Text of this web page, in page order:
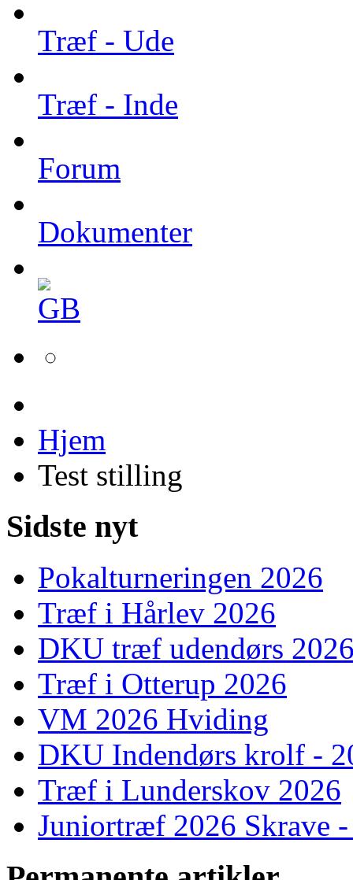
Træf - Ude
Træf - Inde
Forum
Dokumenter
Hjem
Test stilling
Sidste nyt
Pokalturneringen 2026
Træf i Hårlev 2026
DKU træf udendørs
Træf i Otterup 2026
VM 2026 Hviding
DKU Indendørs krolf -
Træf i Lunderskov 2026
Juniortræf 2026 Skrave